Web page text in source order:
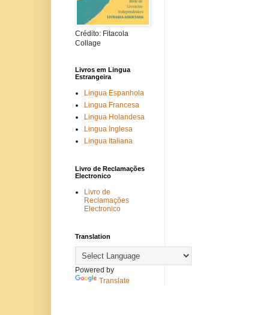
Crédito: Fitacola
Collage
Livros em Lingua
Estrangeira
Lingua Espanhola
Lingua Francesa
Lingua Holandesa
Lingua Inglesa
Lingua Italiana
Livro de Reclamações
Electronico
Livro de
Reclamações
Electronico
Translation
Powered by
Translate